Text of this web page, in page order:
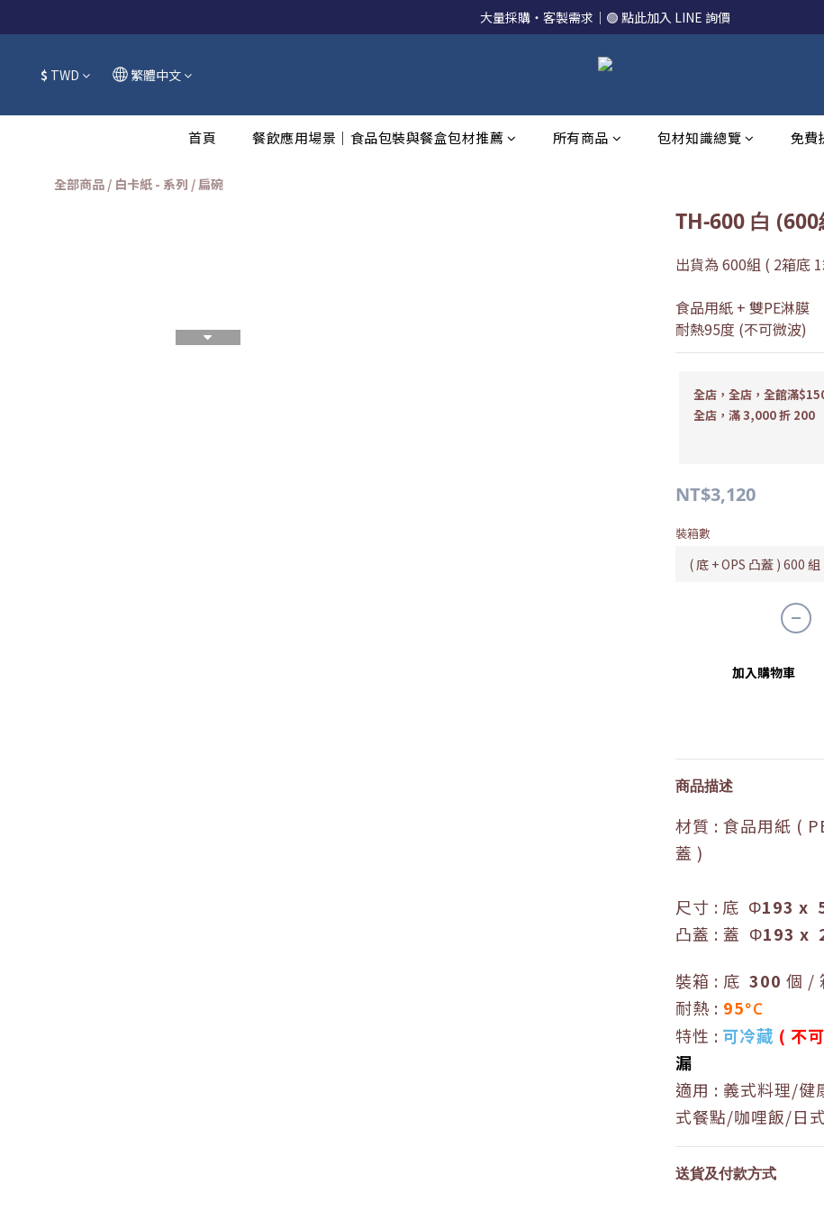
大量採購・客製需求｜🟢 點此加入 LINE 詢價
$ TWD 繁體中文
首頁 餐飲應用場景｜食品包裝與餐盒包材推薦 所有商品 包材知識總覽 免費
全部商品 / 白卡紙 - 系列 /扁碗
TH-600 白 (600
出貨為 600組 ( 2箱底
食品用紙 + 雙PE淋膜
耐熱95度 (不可微波)
全店，全店，全館滿
全店，滿 3,000 折 200
NT$3,120
裝箱數
加入購物車
商品描述
材質 : 食品用紙 (
蓋 )
尺寸 : 底 Φ193 x
凸蓋 : 蓋 Φ193 x
裝箱 : 底 300 個
耐熱 : 95°C
特性 : 可冷藏 ( 不
漏
適用 : 義式料理/健
式餐點/咖哩飯/日
送貨及付款方式